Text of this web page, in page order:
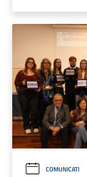
COMUNICATI